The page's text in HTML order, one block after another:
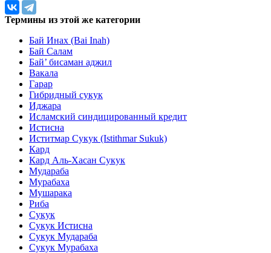
Термины из этой же категории
Бай Инах (Bai Inah)
Бай Салам
Бай’ бисаман аджил
Вакала
Гарар
Гибридный сукук
Иджара
Исламский синдицированный кредит
Истисна
Иститмар Сукук (Istithmar Sukuk)
Кард
Кард Аль-Хасан Сукук
Мудараба
Мурабаха
Мушарака
Риба
Сукук
Сукук Истисна
Сукук Мудараба
Сукук Мурабаха